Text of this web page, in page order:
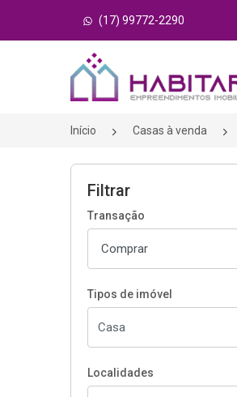
(17) 99772-2290
Página inicial
Início Casas à venda
Filtrar
Transação
Tipos de imóvel
Localidades